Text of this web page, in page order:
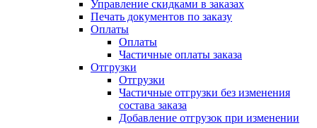
Управление скидками в заказах
Печать документов по заказу
Оплаты
Оплаты
Частичные оплаты заказа
Отгрузки
Отгрузки
Частичные отгрузки без изменения
состава заказа
Добавление отгрузок при изменении